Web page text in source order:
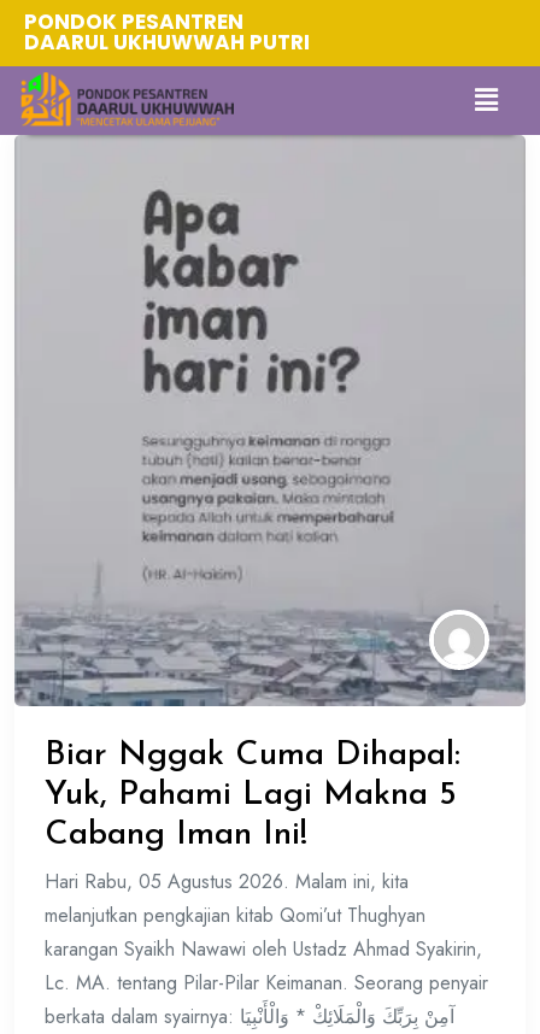
PONDOK PESANTREN
DAARUL UKHUWWAH PUTRI
Biar Nggak Cuma Dihapal:
Yuk, Pahami Lagi Makna 5
Cabang Iman Ini!
Hari Rabu, 05 Agustus 2026. Malam ini, kita
melanjutkan pengkajian kitab Qomi’ut Thughyan
karangan Syaikh Nawawi oleh Ustadz Ahmad Syakirin,
Lc. MA. tentang Pilar-Pilar Keimanan. Seorang penyair
berkata dalam syairnya: آمِنْ بِرَبِّكَ وَالْمَلَائِكْ * وَالْأَنْبِيَا